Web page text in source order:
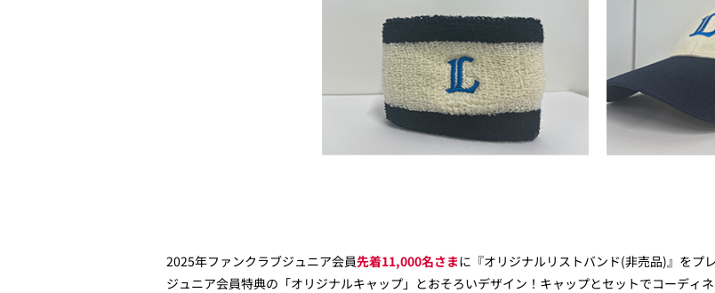
2025年ファンクラブジュニア会員先着11,000名さまに『オリジナルリストバンド(非売品)』をプ
ジュニア会員特典の「オリジナルキャップ」とおそろいデザイン！キャップとセットでコーディ